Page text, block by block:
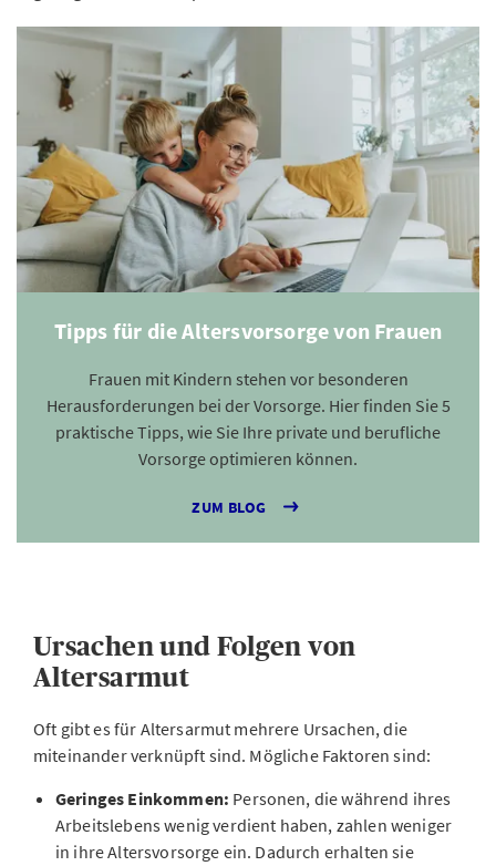
Tipps für die Altersvorsorge von Frauen
Frauen mit Kindern stehen vor besonderen
Herausforderungen bei der Vorsorge. Hier finden Sie 5
praktische Tipps, wie Sie Ihre private und berufliche
Vorsorge optimieren können.
ZUM BLOG
Ursachen und Folgen von
Altersarmut
Oft gibt es für Altersarmut mehrere Ursachen, die
miteinander verknüpft sind. Mögliche Faktoren sind:
Geringes Einkommen: Personen, die während ihres
Arbeitslebens wenig verdient haben, zahlen weniger
in ihre Altersvorsorge ein. Dadurch erhalten sie